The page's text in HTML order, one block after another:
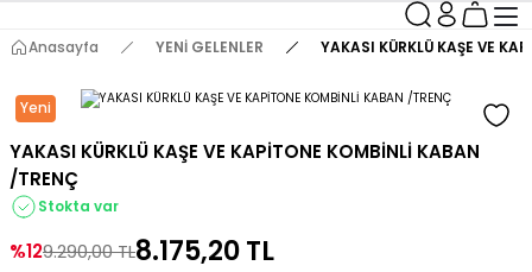
Anasayfa YENİ GELENLER YAKASI KÜRKLÜ KAŞE VE
Yeni
YAKASI KÜRKLÜ KAŞE VE KAPİTONE KOMBİNLİ KABAN
/TRENÇ
Stokta var
%129.290,00 TL8.175,20 TL